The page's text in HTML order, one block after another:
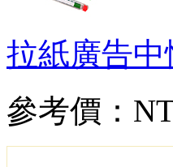
拉紙廣告中
參考價：